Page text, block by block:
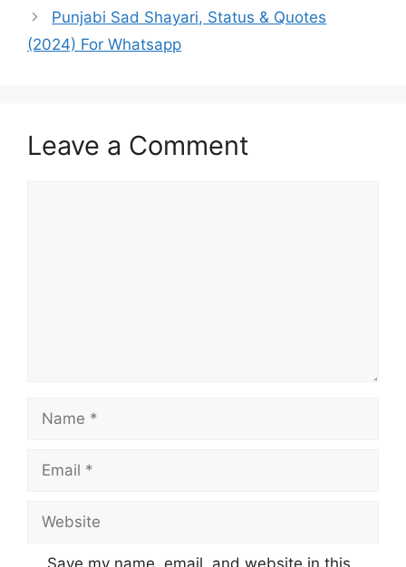
Punjabi Sad Shayari, Status & Quotes
(2024) For Whatsapp
Leave a Comment
Save my name, email, and website in this